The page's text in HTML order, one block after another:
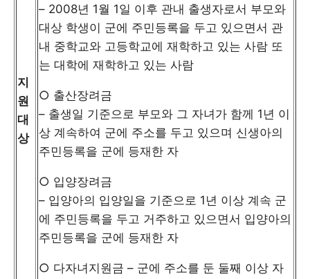
지
원
대
상
– 2008년 1월 1일 이후 관내 출생자로서 부모와
대상 학생이 군에 주민등록을 두고 있으면서 관
내 중학교와 고등학교에 재학하고 있는 사람 또
는 대학에 재학하고 있는 사람
○ 출산장려금
– 출생일 기준으로 부모와 그 자녀가 함께 1년 이
상 계속하여 군에 주소를 두고 있으며 신생아의
주민등록을 군에 등재한 자
○ 입양장려금
– 입양아의 입양일을 기준으로 1년 이상 계속 군
에 주민등록을 두고 거주하고 있으면서 입양아의
주민등록을 군에 등재한 자
○ 다자녀지원금 – 군에 주소를 둔 둘째 이상 자